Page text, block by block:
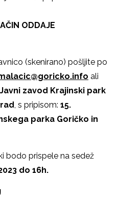
ODDAJE
(skenirano) pošljite po
ali
Javni zavod Krajinski park
, s pripisom: 15.
parka Goričko in
bodo prispele na sedež
do 16h.